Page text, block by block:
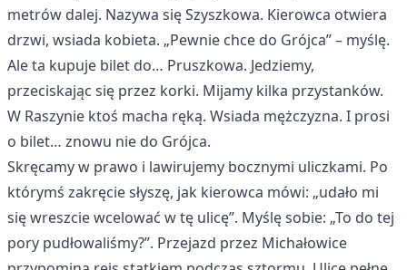
metrów dalej. Nazywa się Szyszkowa. Kierowca otwiera
drzwi, wsiada kobieta. „Pewnie chce do Grójca” – myślę.
Ale ta kupuje bilet do… Pruszkowa. Jedziemy,
przeciskając się przez korki. Mijamy kilka przystanków.
W Raszynie ktoś macha ręką. Wsiada mężczyzna. I prosi
o bilet… znowu nie do Grójca.
Skręcamy w prawo i lawirujemy bocznymi uliczkami. Po
którymś zakręcie słyszę, jak kierowca mówi: „udało mi
się wreszcie wcelować w tę ulicę”. Myślę sobie: „To do tej
pory pudłowaliśmy?”. Przejazd przez Michałowice